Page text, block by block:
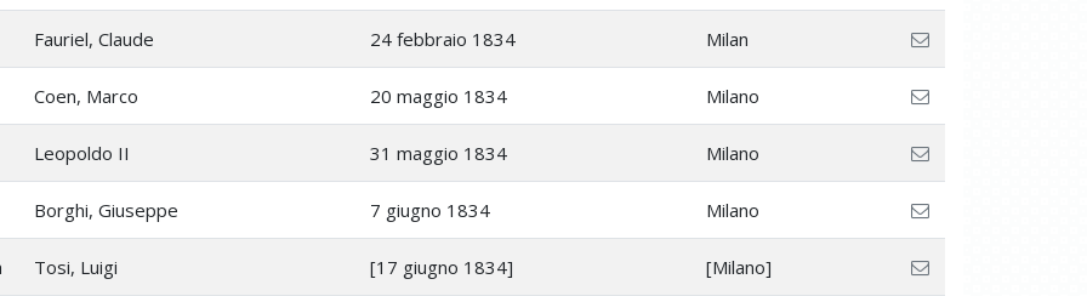
Fauriel, Claude 24 febbraio 1834 Milan
Coen, Marco 20 maggio 1834 Milano
Leopoldo II 31 maggio 1834 Milano
Borghi, Giuseppe 7 giugno 1834 Milano
Tosi, Luigi [17 giugno 1834] [Milano]